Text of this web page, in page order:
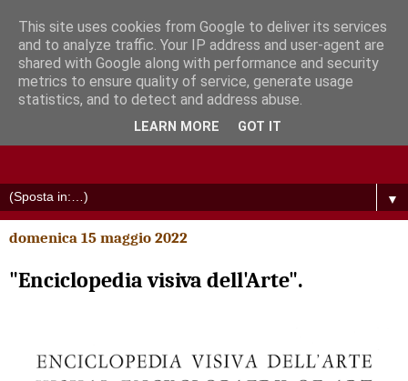
▼
domenica 15 maggio 2022
"Enciclopedia visiva dell'Arte".
This site uses cookies from Google to deliver its services
and to analyze traffic. Your IP address and user-agent are
shared with Google along with performance and security
metrics to ensure quality of service, generate usage
statistics, and to detect and address abuse.
LEARN MORE GOT IT